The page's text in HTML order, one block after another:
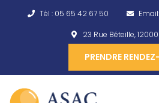
Tél : 05 65 42 67 50 Email:
23 Rue Béteille,
PRENDRE